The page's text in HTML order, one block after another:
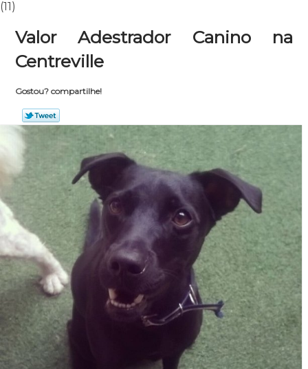
(11)
Valor Adestrador Canino na
Centreville
Gostou? compartilhe!